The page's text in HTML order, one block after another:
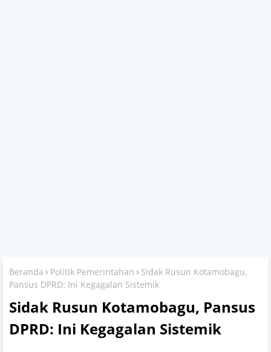
Beranda Politik Pemerintahan
Sidak Rusun Kotamobagu,
Pansus DPRD: Ini Kegagalan Sistemik
Sidak Rusun Kotamobagu, Pansus
DPRD: Ini Kegagalan Sistemik